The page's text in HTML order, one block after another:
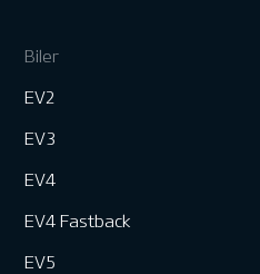
Biler
EV2
EV3
EV4
EV4 Fastback
EV5